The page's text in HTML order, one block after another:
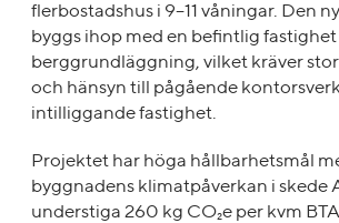
flerbostadshus i 9–11 våningar. Den
byggs ihop med en befintlig
berggrundläggning, vilket kräver
och hänsyn till pågående
intilliggande fastighet.
Projektet har höga hållbarhetsmål
byggnadens klimatpåverkan i skede
understiga 260 kg CO₂e per kvm